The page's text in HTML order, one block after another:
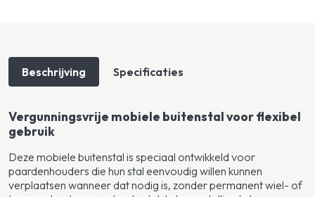
Beschrijving Specificaties
Vergunningsvrije mobiele buitenstal voor flexibel
gebruik
Deze mobiele buitenstal is speciaal ontwikkeld voor
paardenhouders die hun stal eenvoudig willen kunnen
verplaatsen wanneer dat nodig is, zonder permanent wiel- of